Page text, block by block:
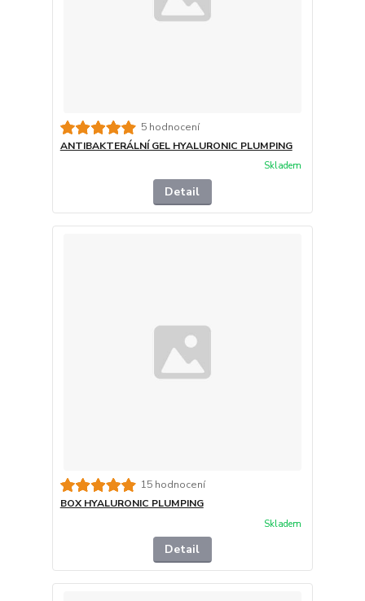
5 hodnocení
ANTIBAKTERÁLNÍ GEL HYALURONIC PLUMPING
Skladem
Detail
15 hodnocení
BOX HYALURONIC PLUMPING
Skladem
Detail